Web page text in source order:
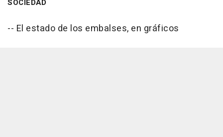
SOCIEDAD
-- El estado de los embalses, en gráficos